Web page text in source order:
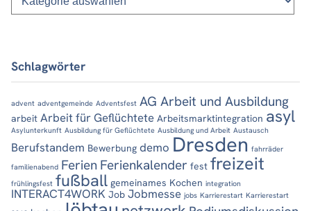
Schlagwörter
advent adventgemeinde Adventsfest AG Arbeit und Ausbildung
arbeit Arbeit für Geflüchtete Arbeitsmarktintegration asyl
Asylunterkunft Ausbildung für Geflüchtete Ausbildung und Arbeit Austausch
Berufstandem Bewerbung demo Dresden fahrräder
familienabend Ferien Ferienkalender fest freizeit
frühlingsfest fußball gemeinames Kochen integration
INTERACT4WORK Job Jobmesse jobs Karrierestart Karrierestart